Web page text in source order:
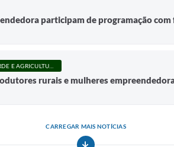
participam de programação
rurais e mulheres
CARREGAR MAIS NOTÍCIAS